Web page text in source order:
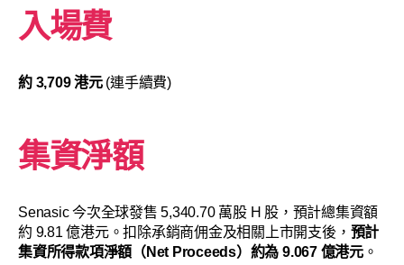
入場費
約 3,709 港元(連手續費)
集資淨額
Senasic 今次全球發售 5,340.70 萬股 H 股，預計總集資額
約 9.81 億港元。扣除承銷商佣金及相關上市開支後， 預計
集資所得款項淨額（Net Proceeds）約為 9.067 億港元。